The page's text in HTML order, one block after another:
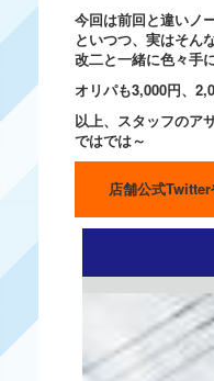
今回は前回と違いノ
といつつ、実はそん
改二と一緒に色々手
オリパも3,000円、
以上、スタッフのア
ではでは～
店舗公式